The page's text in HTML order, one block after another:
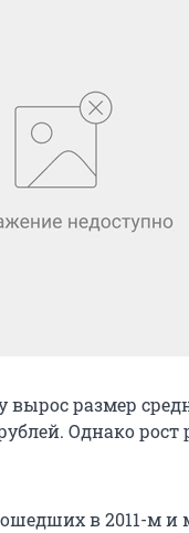
вырос размер
Однако
в 2011-м